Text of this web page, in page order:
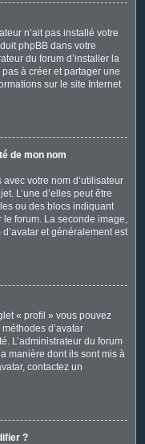
n’ait pas installé votre
phpBB dans votre
du forum d’installer la
pas à créer et partager une
sur le site Internet
de mon nom
avec votre nom d’utilisateur
L’une d’elles peut être
ou des blocs indiquant
le forum. La seconde image,
et généralement est
« profil » vous pouvez
d’avatar
L’administrateur du forum
manière dont ils sont mis à
contactez un
?